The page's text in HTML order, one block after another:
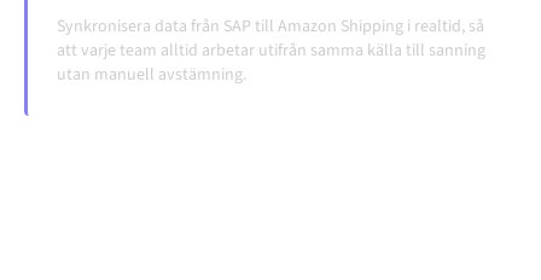
Synkronisera data från SAP till Amazon Shipping i realtid, så
att varje team alltid arbetar utifrån samma källa till sanning
utan manuell avstämning.